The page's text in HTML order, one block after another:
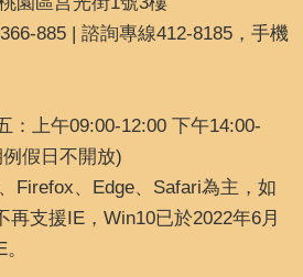
885 | 諮詢專線412-8185，手機
：上午09:00-12:00 下午14:00-
假日不開放)
Firefox、Edge、Safari為主，如
支援IE，Win10已於2022年6月